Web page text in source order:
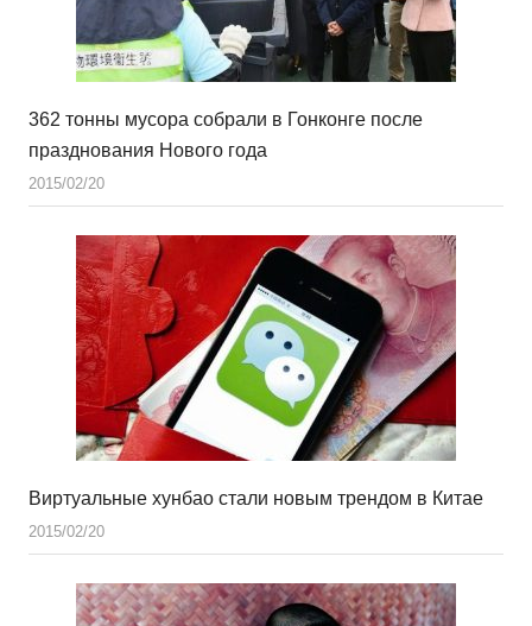
362 тонны мусора собрали в Гонконге после
празднования Нового года
2015/02/20
Виртуальные хунбао стали новым трендом в Китае
2015/02/20